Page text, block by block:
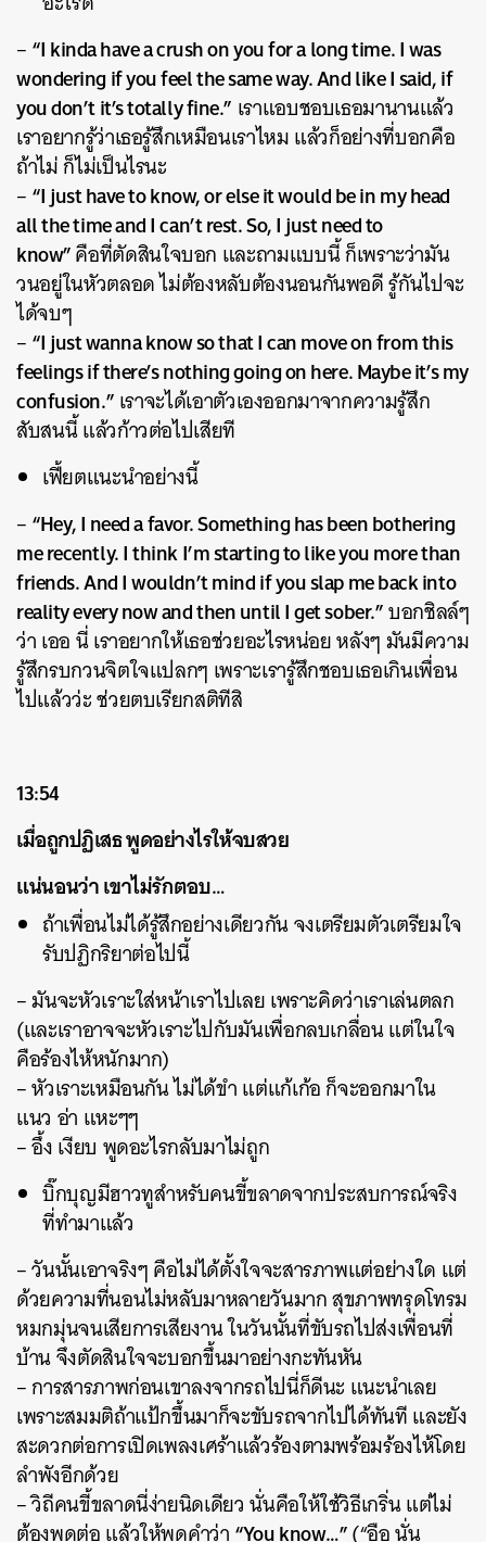
–“I kinda have a crush on you for a long time. I was
wondering if you feel the same way. And like I said, if
you don’t it’s totally fine.” เราแอบชอบเธอมานานแล้ว
เราอยากรู้ว่าเธอรู้สึกเหมือนเราไหม แล้วก็อย่างที่บอกคือ
ถ้าไม่ ก็ไม่เป็นไรนะ
–“I just have to know, or else it would be in my head
all the time and I can’t rest. So, I just need to
know”คือที่ตัดสินใจบอก และถามแบบนี้ ก็เพราะว่ามัน
วนอยู่ในหัวตลอด ไม่ต้องหลับต้องนอนกันพอดี รู้กันไปจะ
ได้จบๆ
–“I just wanna know so that I can move on from this
feelings if there’s nothing going on here. Maybe it’s my
confusion.”เราจะได้เอาตัวเองออกมาจากความรู้สึก
สับสนนี้ แล้วก้าวต่อไปเสียที
เฟี้ยตแนะนำอย่างนี้
–“Hey, I need a favor. Something has been bothering
me recently. I think I’m starting to like you more than
friends. And I wouldn’t mind if you slap me back into
reality every now and then until I get sober.”บอกชิลล์ๆ
ว่า เออ นี่ เราอยากให้เธอช่วยอะไรหน่อย หลังๆ มันมีความ
รู้สึกรบกวนจิตใจแปลกๆ เพราะเรารู้สึกชอบเธอเกินเพื่อน
ไปแล้วว่ะ ช่วยตบเรียกสติทีสิ
13:54
เมื่อถูกปฏิเสธ พูดอย่างไรให้จบสวย
แน่นอนว่า เขาไม่รักตอบ…
ถ้าเพื่อนไม่ได้รู้สึกอย่างเดียวกัน จงเตรียมตัวเตรียมใจ
รับปฏิกริยาต่อไปนี้
– มันจะหัวเราะใส่หน้าเราไปเลย เพราะคิดว่าเราเล่นตลก
(และเราอาจจะหัวเราะไปกับมันเพื่อกลบเกลื่อน แต่ในใจ
คือร้องไห้หนักมาก)
– หัวเราะเหมือนกัน ไม่ได้ขำ แต่แก้เก้อ ก็จะออกมาใน
แนว อ่า แหะๆๆ
– อึ้ง เงียบ พูดอะไรกลับมาไม่ถูก
บิ๊กบุญมีฮาวทูสำหรับคนขี้ขลาดจากประสบการณ์จริง
ที่ทำมาแล้ว
– วันนั้นเอาจริงๆ คือไม่ได้ตั้งใจจะสารภาพแต่อย่างใด แต่
ด้วยความที่นอนไม่หลับมาหลายวันมาก สุขภาพทรุดโทรม
หมกมุ่นจนเสียการเสียงาน ในวันนั้นที่ขับรถไปส่งเพื่อนที่
บ้าน จึงตัดสินใจจะบอกขึ้นมาอย่างกะทันหัน
– การสารภาพก่อนเขาลงจากรถไปนี่ก็ดีนะ แนะนำเลย
เพราะสมมติถ้าแป้กขึ้นมาก็จะขับรถจากไปได้ทันที และยัง
สะดวกต่อการเปิดเพลงเศร้าแล้วร้องตามพร้อมร้องไห้โดย
ลำพังอีกด้วย
– วิถีคนขี้ขลาดนี่ง่ายนิดเดียว นั่นคือให้ใช้วิธีเกริ่น แต่ไม่
ต้องพูดต่อ แล้วให้พูดคำว่า“You know…”(“อือ นั่น
ค้นหา
SHARE TWEET LINE EMAIL